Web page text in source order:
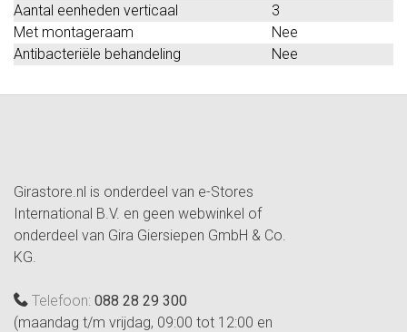
Aantal eenheden verticaal
3
Met montageraam
Nee
Antibacteriële behandeling
Nee
Girastore.nl is onderdeel van e-Stores
International B.V. en geen webwinkel of
onderdeel van Gira Giersiepen GmbH & Co.
KG.
Telefoon: 088 28 29 300
(maandag t/m vrijdag, 09:00 tot 12:00 en